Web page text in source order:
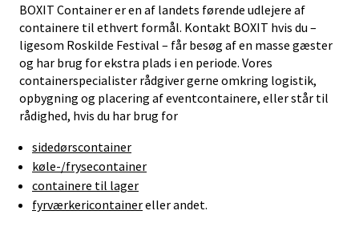
BOXIT Container er en af landets førende udlejere af
containere til ethvert formål. Kontakt BOXIT hvis du –
ligesom Roskilde Festival – får besøg af en masse gæster
og har brug for ekstra plads i en periode. Vores
containerspecialister rådgiver gerne omkring logistik,
opbygning og placering af eventcontainere, eller står til
rådighed, hvis du har brug for
sidedørscontainer
køle-/frysecontainer
containere til lager
fyrværkericontainereller andet.